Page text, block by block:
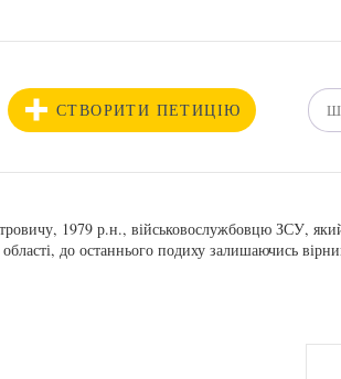
СТВОРИТИ ПЕТИЦІЮ
1979 р.н., військовослужбовцю ЗСУ,
до останнього подиху залишаючись